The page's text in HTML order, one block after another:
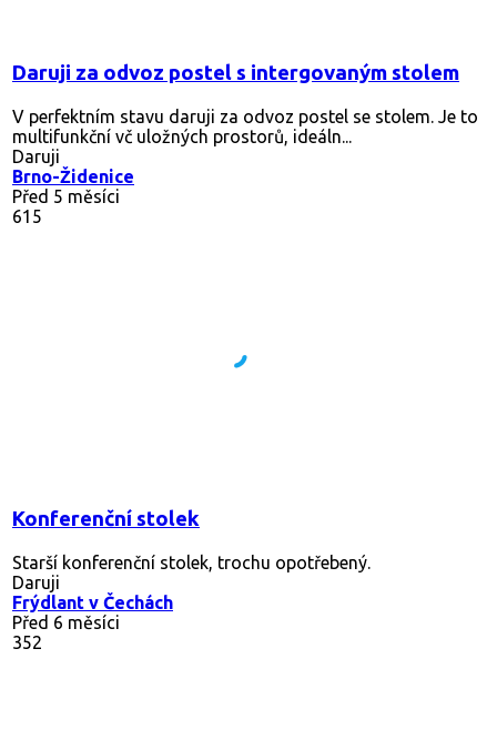
Daruji za odvoz postel s intergovaným stolem
V perfektním stavu daruji za odvoz postel se stolem. Je to
multifunkční vč uložných prostorů, ideáln...
Daruji
Brno-Židenice
Před 5 měsíci
615
Konferenční stolek
Starší konferenční stolek, trochu opotřebený.
Daruji
Frýdlant v Čechách
Před 6 měsíci
352